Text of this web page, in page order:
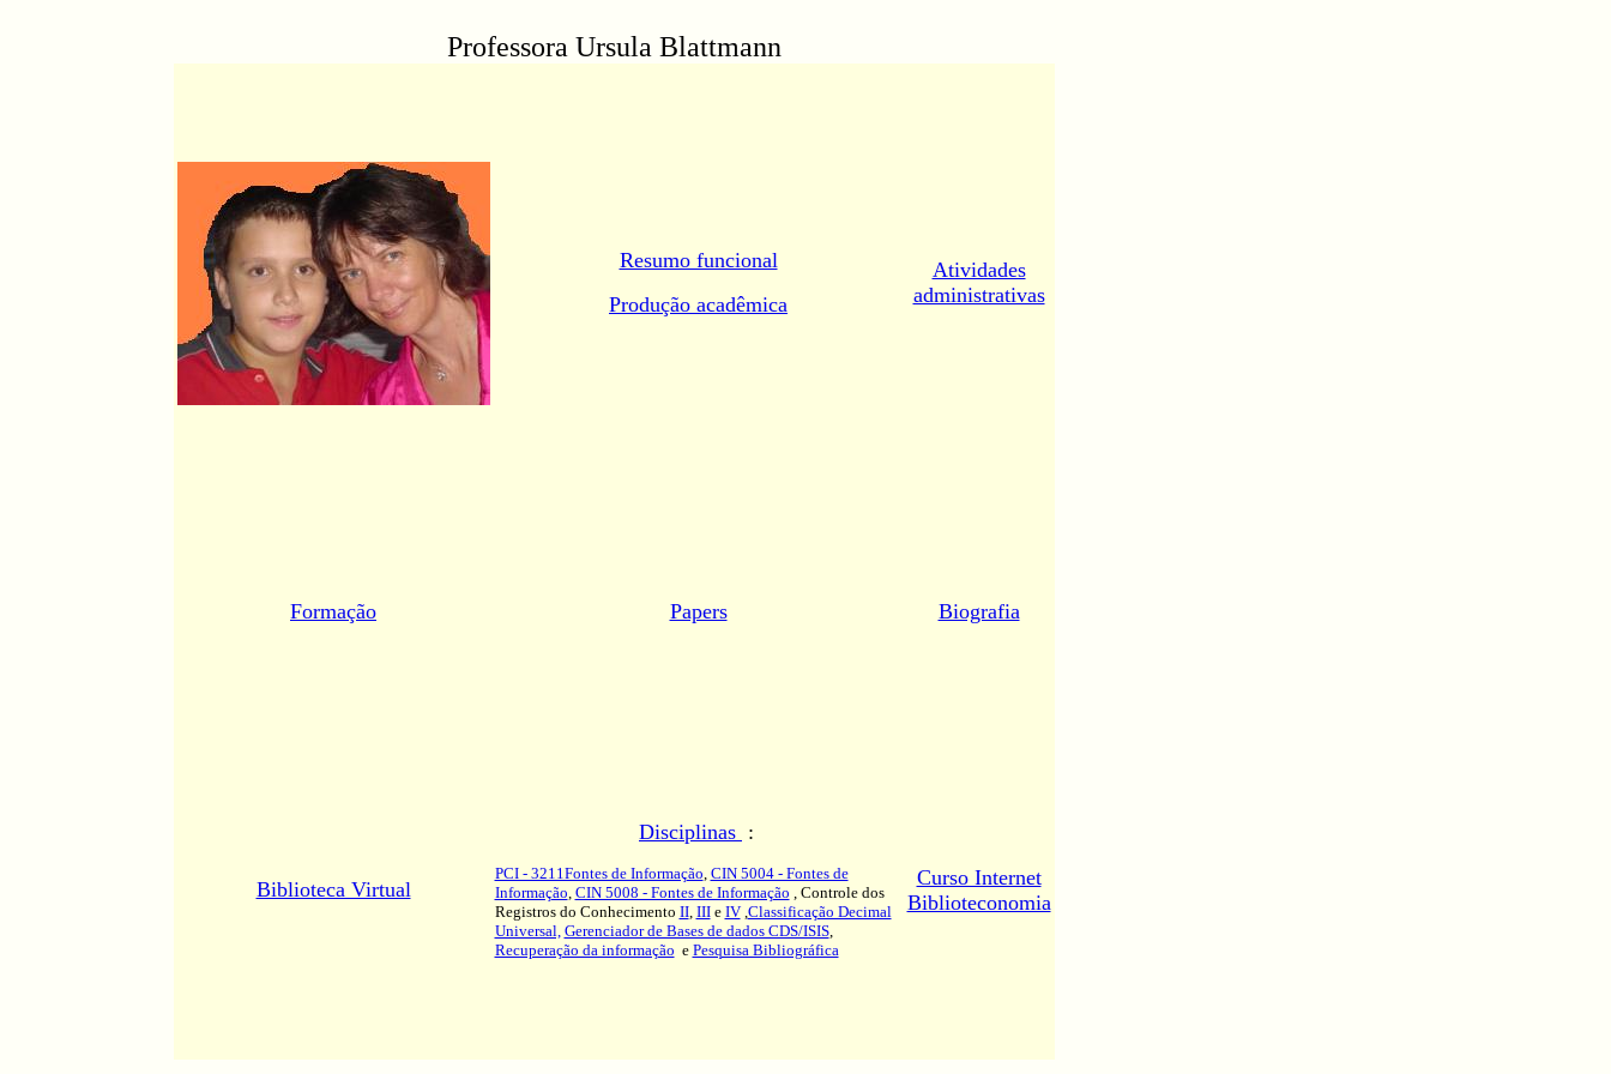
Professora Ursula Blattmann
Resumo funcional
Produção acadêmica
Atividades
administrativas
Formação Papers Biografia
Biblioteca Virtual
Disciplinas :
PCI - 3211Fontes de Informação, CIN 5004 - Fontes de
Informação, CIN 5008 - Fontes de Informação , Controle dos
Registros do Conhecimento II, IIIe IV,Classificação Decimal
Universal, Gerenciador de Bases de dados CDS/ISIS,
Recuperação da informação e Pesquisa Bibliográfica
Curso Internet
Biblioteconomia